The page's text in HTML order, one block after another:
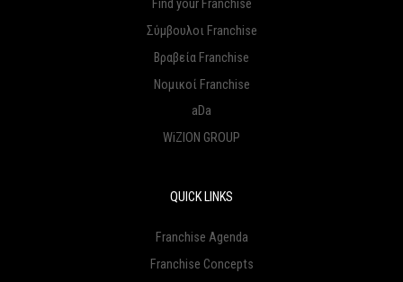
Find your Franchise
Σύμβουλοι Franchise
Βραβεία Franchise
Νομικοί Franchise
aDa
WiZION GROUP
QUICK LINKS
Franchise Agenda
Franchise Concepts